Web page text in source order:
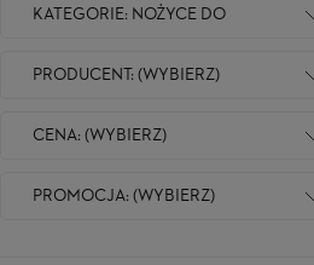
KATEGORIE: NOŻYCE DO
ŻYWOPŁO [...]
PRODUCENT: (WYBIERZ)
CENA: (WYBIERZ)
PROMOCJA: (WYBIERZ)